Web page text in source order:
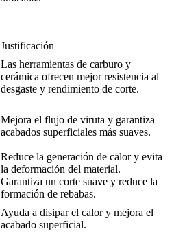
Justificación
Las herramientas de carburo y
cerámica ofrecen mejor resistencia al
desgaste y rendimiento de corte.
Mejora el flujo de viruta y garantiza
acabados superficiales más suaves.
Reduce la generación de calor y evita
la deformación del material.
Garantiza un corte suave y reduce la
formación de rebabas.
Ayuda a disipar el calor y mejora el
acabado superficial.